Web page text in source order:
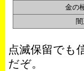
金の
点滅保留でも
だぞ。